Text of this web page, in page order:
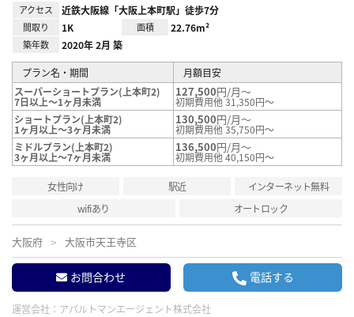
アクセス 近鉄大阪線「大阪上本町駅」徒歩7分
間取り 1K 面積 22.76m²
築年数 2020年 2月 築
プラン名・期間
月額目安
スーパーショートプラン(上本町2)
7日以上～1ヶ月未満
127,500円/月～
初期費用他 31,350円～
ショートプラン(上本町2)
1ヶ月以上～3ヶ月未満
130,500円/月～
初期費用他 35,750円～
ミドルプラン(上本町2)
3ヶ月以上～7ヶ月未満
136,500円/月～
初期費用他 40,150円～
女性向け 駅近
インターネット無料
wifiあり
オートロック
大阪府 大阪市天王寺区
お問合わせ 電話する
運営会社： アパルトマンエージェント株式会社